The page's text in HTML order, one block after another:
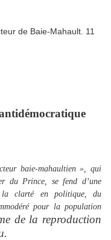
de Baie-Mahault. 11
baie-mahaultien », qui
du Prince, se fend d’une
clarté en politique, du
pour la population
de la reproduction